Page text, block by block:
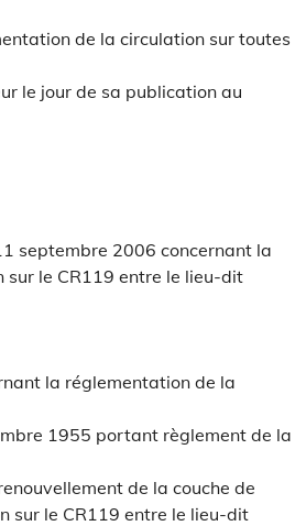
de la circulation sur toutes
le jour de sa publication au
septembre 2006 concernant la
le CR119 entre le lieu-dit
la réglementation de la
1955 portant règlement de la
de la couche de
sur le CR119 entre le lieu-dit